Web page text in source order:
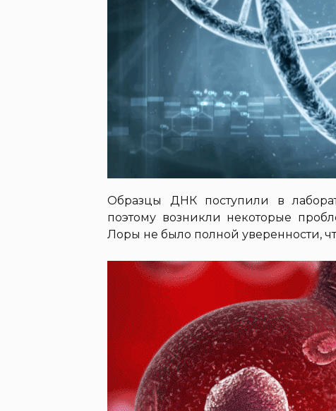
Образцы ДНК поступили в
поэтому возникли некоторые
Лоры не было полной уверенности,